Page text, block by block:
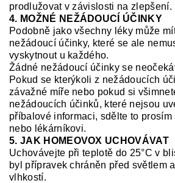
prodlužovat v závislosti na zlepšení.
4. MOŽNÉ NEŽÁDOUCÍ ÚČINKY
Podobně jako všechny léky může
nežádoucí účinky, které se ale
vyskytnout u každého.
Žádné nežádoucí účinky se
Pokud se kterýkoli z nežádoucích
závažné míře nebo pokud si
nežádoucích účinků, které nejsou
příbalové informaci, sdělte to prosím
nebo lékárníkovi.
5. JAK HOMEOVOX UCHOVÁVAT
Uchovávejte při teplotě do 25°C v
byl přípravek chráněn před světlema
vlhkostí.